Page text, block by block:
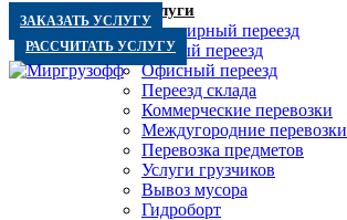
Услуги
Квартирный переезд
Дачный переезд
Офисный переезд
Переезд склада
Коммерческие перевозки
Междугородние перевозки
Перевозка предметов
Услуги грузчиков
Вывоз мусора
Гидроборт
ЗАКАЗАТЬ УСЛУГУ
РАССЧИТАТЬ УСЛУГУ